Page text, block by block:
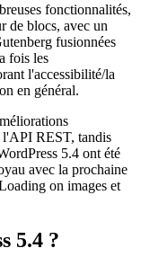
fonctionnalités,
de blocs, avec un
fusionnées
fois les
l'accessibilité/la
en général.
l'API REST, tandis
5.4 ont été
avec la prochaine
on images et
5.4 ?